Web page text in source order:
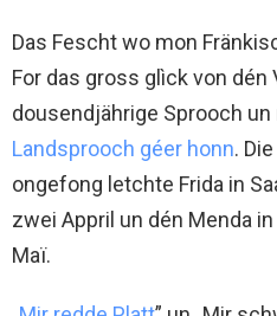
Das Fescht wo mon
For das gross glìck von dén
dousendjährige Sprooch
Landsprooch géer honn.
ongefong letchte Frida in
zwei Appril un dén Menda
Maï.